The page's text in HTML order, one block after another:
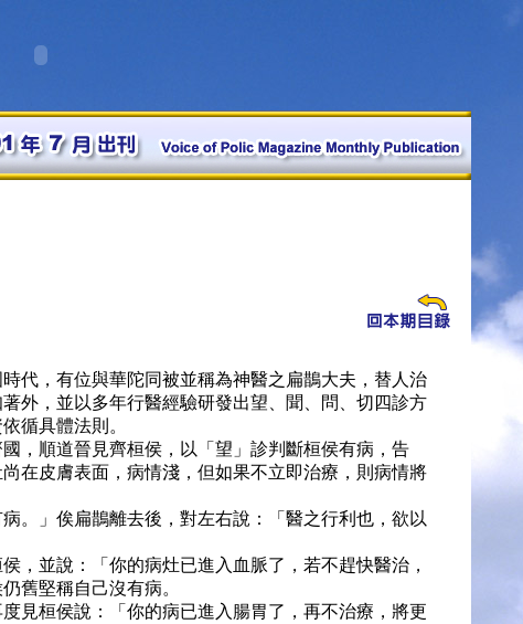
，有位與華陀同被並稱為神醫之扁鵲大夫，替人治
外，並以多年行醫經驗研發出望、聞、問、切四診方
循具體法則。
順道晉見齊桓侯，以「望」診判斷桓侯有病，告
在皮膚表面，病情淺，但如果不立即治療，則病情將
」俟扁鵲離去後，對左右說：「醫之行利也，欲以
並說：「你的病灶已進入血脈了，若不趕快醫治，
舊堅稱自己沒有病。
桓侯說：「你的病已進入腸胃了，再不治療，將更